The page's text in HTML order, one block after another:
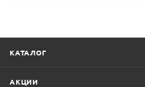
КАТАЛОГ
АКЦИИ